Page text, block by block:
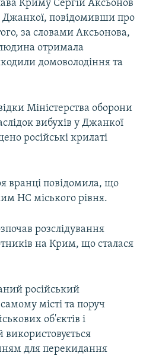
Криму Сергій Аксьонов
Джанкої, повідомивши про
за словами Аксьонова,
отримала
домоволодіння та
Міністерства оборони
вибухів у Джанкої
російські крилаті
вранці повідомила, що
НС міського рівня.
розслідування
на Крим, що сталася
російський
місті та поруч
об'єктів і
використовується
для перекидання